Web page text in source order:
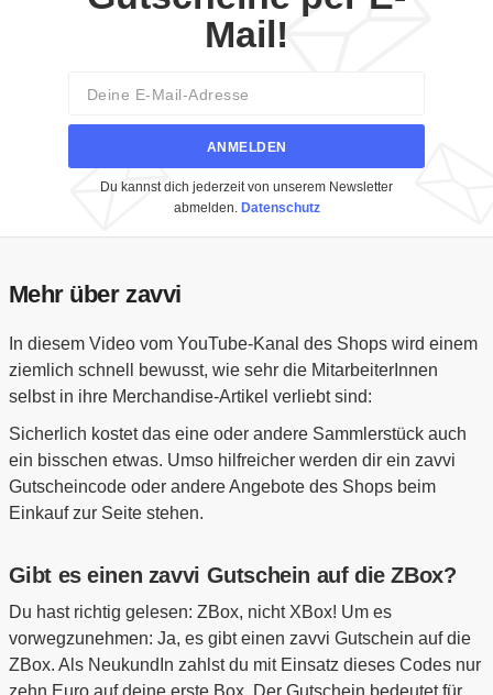
Mail!
ANMELDEN
Du kannst dich jederzeit von unserem Newsletter
abmelden. Datenschutz
Mehr über zavvi
In diesem Video vom YouTube-Kanal des Shops wird einem
ziemlich schnell bewusst, wie sehr die MitarbeiterInnen
selbst in ihre Merchandise-Artikel verliebt sind:
Sicherlich kostet das eine oder andere Sammlerstück auch
ein bisschen etwas. Umso hilfreicher werden dir ein zavvi
Gutscheincode oder andere Angebote des Shops beim
Einkauf zur Seite stehen.
Gibt es einen zavvi Gutschein auf die ZBox?
Du hast richtig gelesen: ZBox, nicht XBox! Um es
vorwegzunehmen: Ja, es gibt einen zavvi Gutschein auf die
ZBox. Als NeukundIn zahlst du mit Einsatz dieses Codes nur